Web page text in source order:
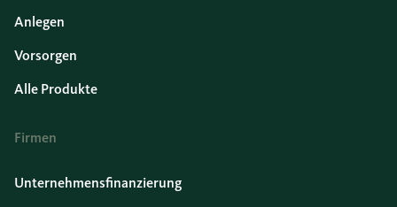
Anlegen
Vorsorgen
Alle Produkte
Firmen
Unternehmensfinanzierung